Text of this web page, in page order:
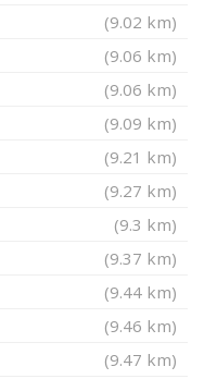
(9.02 km)
(9.06 km)
(9.06 km)
(9.09 km)
(9.21 km)
(9.27 km)
(9.3 km)
(9.37 km)
(9.44 km)
(9.46 km)
(9.47 km)